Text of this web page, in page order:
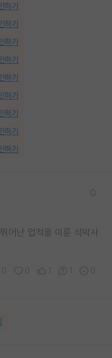
하기
하기
하기
하기
하기
하기
하기
하기
하기
어난 업적을 이룬 석박사